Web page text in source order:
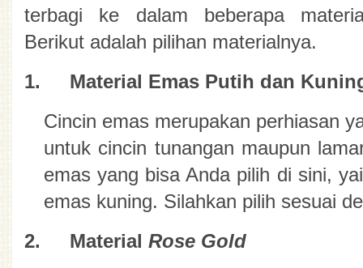
terbagi ke dalam beberapa
Berikut adalah pilihan materialnya.
1.
Material Emas Putih dan
Cincin emas merupakan perhiasan
untuk cincin tunangan maupun
emas yang bisa Anda pilih di sini,
emas kuning. Silahkan pilih sesuai
2.
Material Rose Gold